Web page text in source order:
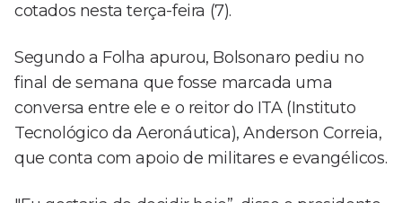
cotados nesta terça-feira (7).
Segundo a Folha apurou, Bolsonaro pediu no
final de semana que fosse marcada uma
conversa entre ele e o reitor do ITA (Instituto
Tecnológico da Aeronáutica), Anderson Correia,
que conta com apoio de militares e evangélicos.